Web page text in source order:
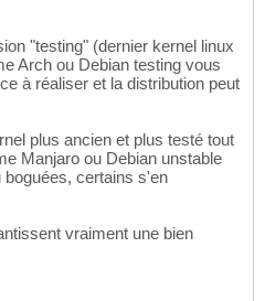
"testing" (dernier kernel linux
Arch ou Debian testing vous
à réaliser et la distribution peut
plus ancien et plus testé tout
Manjaro ou Debian unstable
certains s'en
vraiment une bien